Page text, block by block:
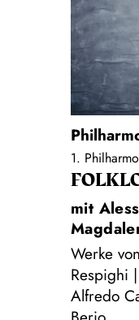
1.
mit
Werke
Respighi
Alfredo